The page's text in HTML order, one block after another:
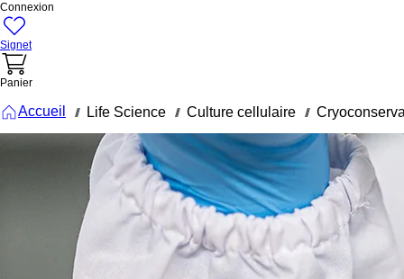
Connexion
Signet
Panier
Accueil /// Life Science /// Culture cellulaire ///